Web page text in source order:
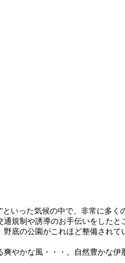
いった気候の中で、非常に多く
規制や誘導のお手伝いをした
底の公園がこれほど整備され
かな風・・・。自然豊かな伊